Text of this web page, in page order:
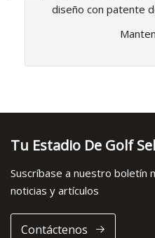
diseño con patente
Tu Estadio De Golf
Suscríbase a nuestro boletín
noticias y artículos
Contáctenos